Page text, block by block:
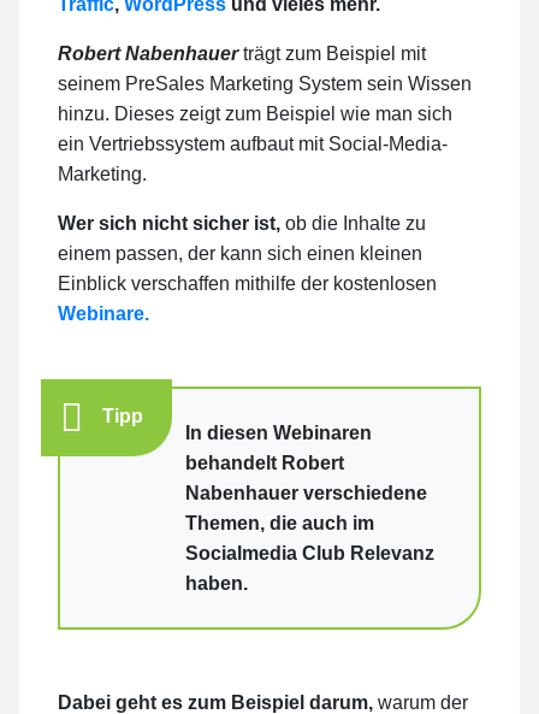
Robert Nabenhauerträgt zum Beispiel mit
seinem PreSales Marketing System sein Wissen
hinzu. Dieses zeigt zum Beispiel wie man sich
ein Vertriebssystem aufbaut mit Social-Media-
Marketing.
Wer sich nicht sicher ist, ob die Inhalte zu
einem passen, der kann sich einen kleinen
Einblick verschaffen mithilfe der kostenlosen
Webinare.
Tipp
In diesen Webinaren
behandelt Robert
Nabenhauer verschiedene
Themen, die auch im
Socialmedia Club Relevanz
haben.
Dabei geht es zum Beispiel darum, warum der